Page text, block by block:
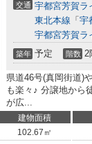
交通 宇都宮芳賀ラ
東北本線 「 宇
宇都宮芳賀ラ
築年 予定 階数 2
県道46号(真岡街道)
も楽々♪ 分譲地から
が広...
建物面積
102.67㎡